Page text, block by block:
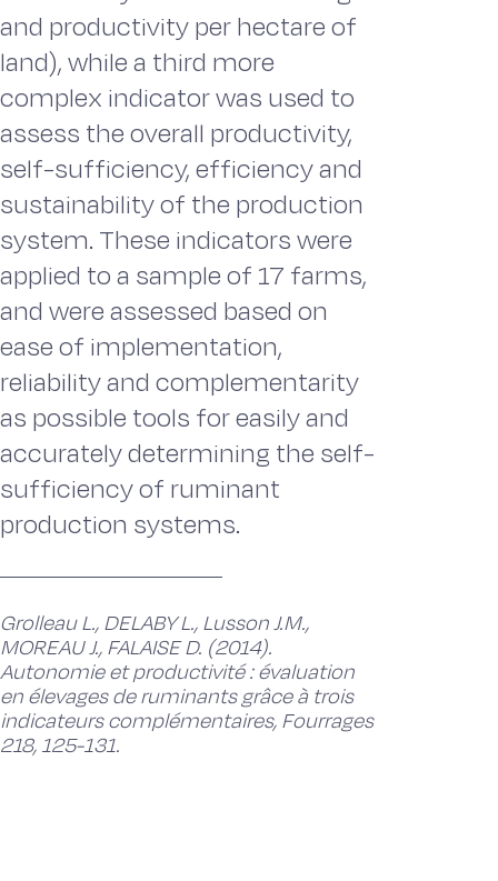
and productivity per hectare of
land), while a third more
complex indicator was used to
assess the overall productivity,
self-sufficiency, efficiency and
sustainability of the production
system. These indicators were
applied to a sample of 17 farms,
and were assessed based on
ease of implementation,
reliability and complementarity
as possible tools for easily and
accurately determining the self-
sufficiency of ruminant
production systems.
Grolleau L., DELABY L., Lusson J.M.,
MOREAU J., FALAISE D. (2014).
Autonomie et productivité : évaluation
en élevages de ruminants grâce à trois
indicateurs complémentaires, Fourrages
218, 125-131.